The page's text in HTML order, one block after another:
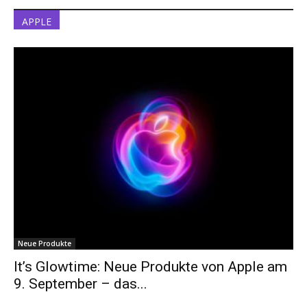
APPLE
Neue Produkte
It’s Glowtime: Neue Produkte von Apple am
9. September – das...